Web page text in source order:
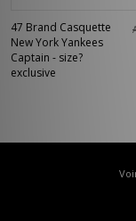
47 Brand Casquette
New York Yankees
Captain - size?
exclusive